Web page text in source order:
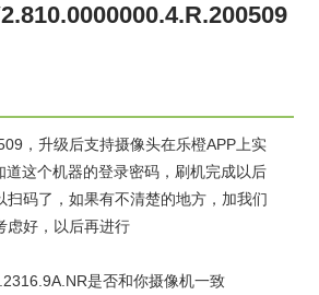
，升级后支持摄像头在乐橙APP上实
这个机器的登录密码，刷机完成以后
码了，如果有不清楚的地方，加我们
虑好，以后再进行
是否和你摄像机一致